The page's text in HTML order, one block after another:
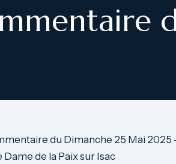
du Dimanche 25 Mai 2025
de la Paix sur Isac